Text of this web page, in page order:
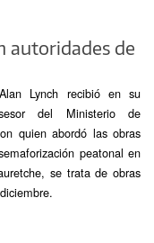
autoridades de
Lynch recibió en su
del Ministerio de
quien abordó las obras
peatonal en
se trata de obras